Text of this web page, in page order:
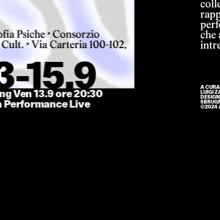
Psiche↗ Consorzio
Cult.↗ Via Carteria 100-102,
15.9
Ven 13.9 ore 20:30
Performance Live
che
A
LUIGI
©2024